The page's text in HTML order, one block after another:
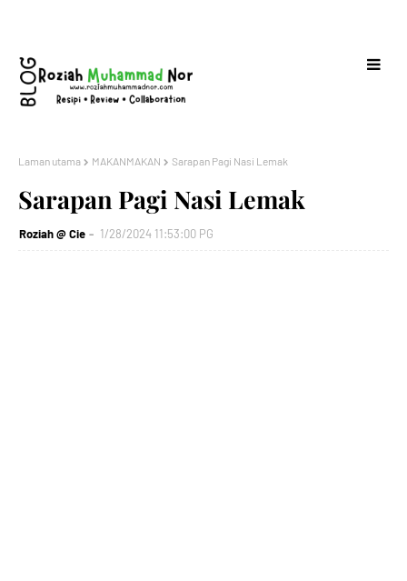
Laman utama MAKANMAKAN Sarapan Pagi Nasi Lemak
Sarapan Pagi Nasi Lemak
Roziah @ Cie 1/28/2024 11:53:00 PG